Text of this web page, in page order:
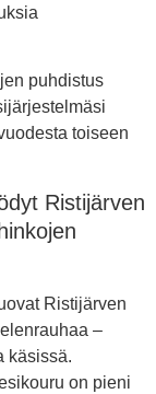
puhdistus
toiseen
Ristijärven
Ristijärven
–
käsissä.
on pieni